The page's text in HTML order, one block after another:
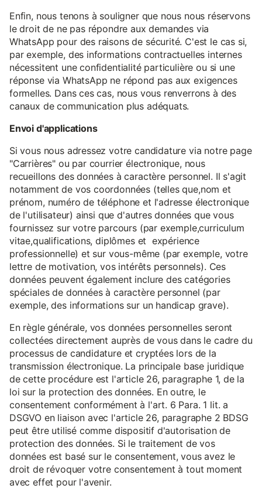
Enfin, nous tenons à souligner que nous nous réservons
le droit de ne pas répondre aux demandes via
WhatsApp pour des raisons de sécurité. C'est le cas si,
par exemple, des informations contractuelles internes
nécessitent une confidentialité particulière ou si une
réponse via WhatsApp ne répond pas aux exigences
formelles. Dans ces cas, nous vous renverrons à des
canaux de communication plus adéquats.
Envoi d'applications
Si vous nous adressez votre candidature via notre page
"Carrières" ou par courrier électronique, nous
recueillons des données à caractère personnel. Il s'agit
notamment de vos coordonnées (telles que,nom et
prénom, numéro de téléphone et l'adresse électronique
de l'utilisateur) ainsi que d'autres données que vous
fournissez sur votre parcours (par exemple,curriculum
vitae,qualifications, diplômes et expérience
professionnelle) et sur vous-même (par exemple, votre
lettre de motivation, vos intérêts personnels). Ces
données peuvent également inclure des catégories
spéciales de données à caractère personnel (par
exemple, des informations sur un handicap grave).
En règle générale, vos données personnelles seront
collectées directement auprès de vous dans le cadre du
processus de candidature et cryptées lors de la
transmission électronique. La principale base juridique
de cette procédure est l'article 26, paragraphe 1, de la
loi sur la protection des données. En outre, le
consentement conformément à l'art. 6 Para. 1 lit. a
DSGVO en liaison avec l'article 26, paragraphe 2 BDSG
peut être utilisé comme dispositif d'autorisation de
protection des données. Si le traitement de vos
données est basé sur le consentement, vous avez le
droit de révoquer votre consentement à tout moment
avec effet pour l'avenir.